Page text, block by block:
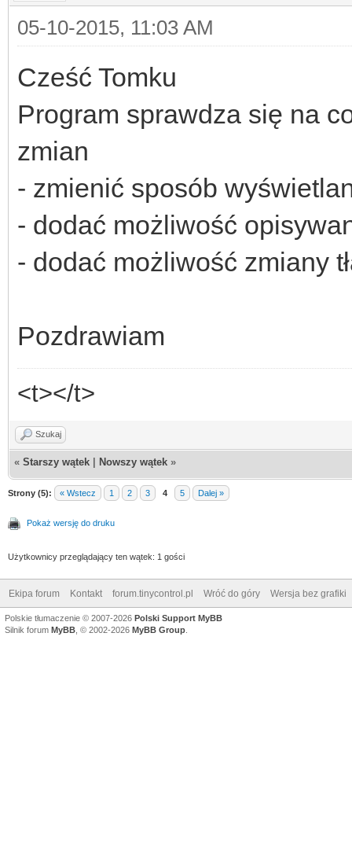
05-10-2015, 11:03 AM
Cześć Tomku
Program sprawdza się na
zmian
- zmienić sposób
- dodać możliwość
- dodać możliwość zmiany
Pozdrawiam
<t></t>
Szukaj
« Starszy wątek Nowszy wątek »
Strony (5): « Wstecz 1 2 3 4 5 Dalej »
Pokaż wersję do druku
Użytkownicy przeglądający ten wątek: 1 gości
Ekipa forum Kontakt forum.tinycontrol.pl Wróć do góry Wersja bez grafiki
Polskie tłumaczenie © 2007-2026 Polski Support MyBB
Silnik forum MyBB , © 2002-2026 MyBB Group